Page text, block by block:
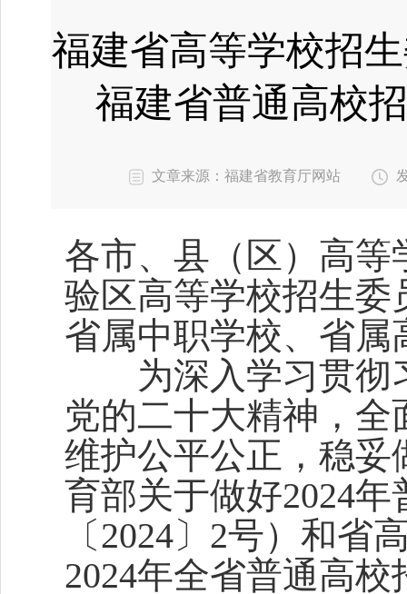
福建省高等学校招
福建省普通高校
文章来源：福建省教育厅网站
各市、县（区）高
验区高等学校招生委
省属中职学校、省属
为深入学习贯彻
党的二十大精神，
维护公平公正，稳妥
育部关于做好2024
〔2024〕2号）和
2024年全省普通高